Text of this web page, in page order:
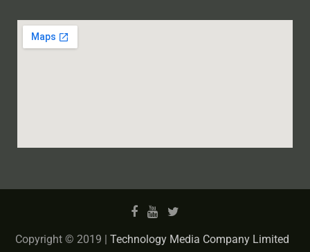
Copyright © 2019 | Technology Media Company Limited